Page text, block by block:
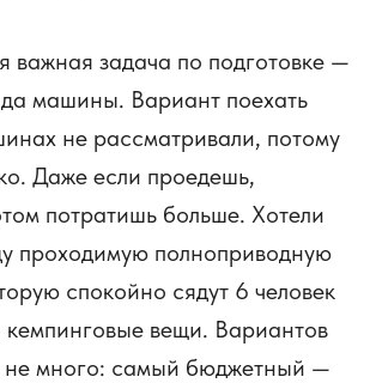
важная задача по подготовке —
машины. Вариант поехать
не рассматривали, потому
Даже если проедешь,
потратишь больше. Хотели
проходимую полноприводную
спокойно сядут 6 человек
кемпинговые вещи. Вариантов
не много: самый бюджетный —